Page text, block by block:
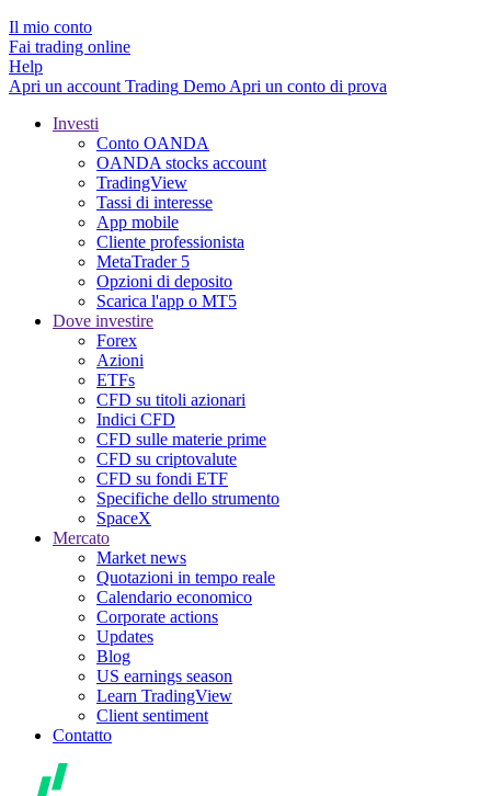
Il mio conto
Fai trading online
Help
Apri un account Trading Demo Apri un conto di prova
Investi
Conto OANDA
OANDA stocks account
TradingView
Tassi di interesse
App mobile
Cliente professionista
MetaTrader 5
Opzioni di deposito
Scarica l'app o MT5
Dove investire
Forex
Azioni
ETFs
CFD su titoli azionari
Indici CFD
CFD sulle materie prime
CFD su criptovalute
CFD su fondi ETF
Specifiche dello strumento
SpaceX
Mercato
Market news
Quotazioni in tempo reale
Calendario economico
Corporate actions
Updates
Blog
US earnings season
Learn TradingView
Client sentiment
Contatto